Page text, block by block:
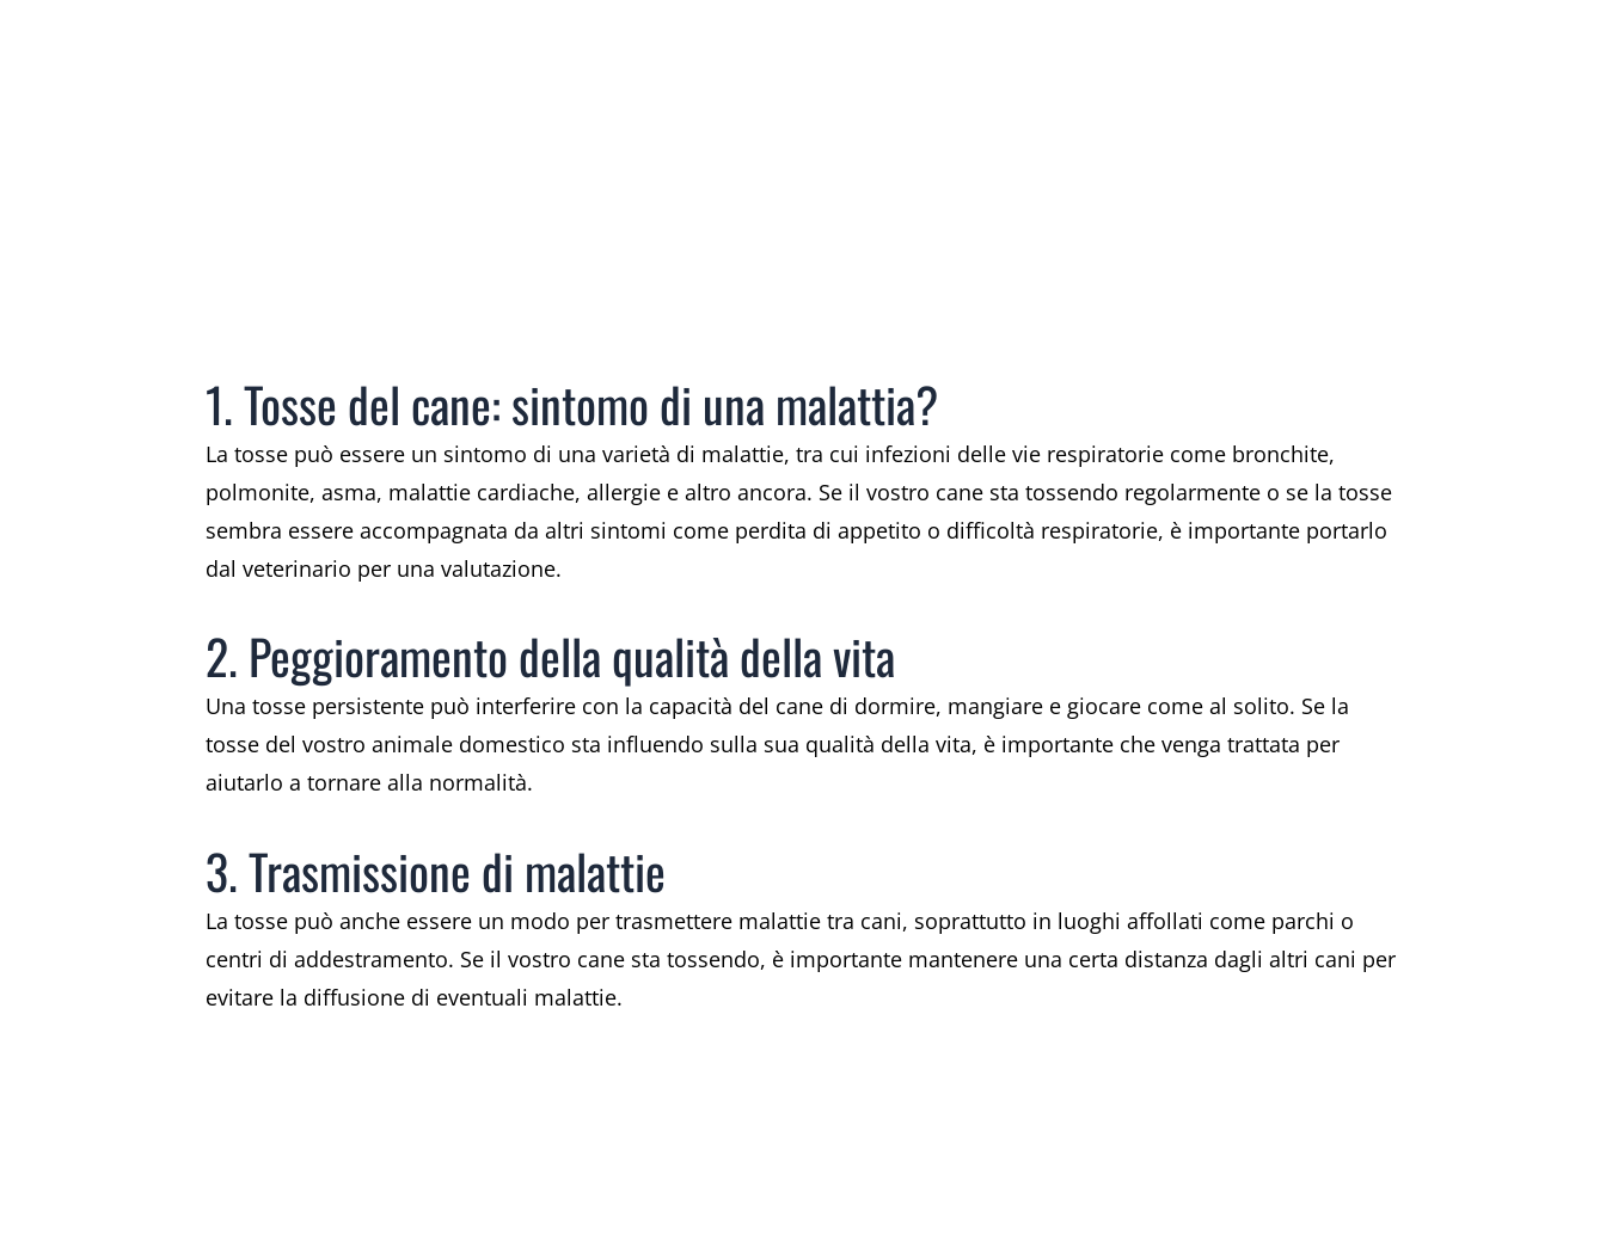
1. Tosse del cane: sintomo di una malattia?
La tosse può essere un sintomo di una varietà di malattie, tra cui infezioni delle vie respiratorie come bronchite,
polmonite, asma, malattie cardiache, allergie e altro ancora. Se il vostro cane sta tossendo regolarmente o se la tosse
sembra essere accompagnata da altri sintomi come perdita di appetito o difficoltà respiratorie, è importante portarlo
dal veterinario per una valutazione.
2. Peggioramento della qualità della vita
Una tosse persistente può interferire con la capacità del cane di dormire, mangiare e giocare come al solito. Se la
tosse del vostro animale domestico sta influendo sulla sua qualità della vita, è importante che venga trattata per
aiutarlo a tornare alla normalità.
3. Trasmissione di malattie
La tosse può anche essere un modo per trasmettere malattie tra cani, soprattutto in luoghi affollati come parchi o
centri di addestramento. Se il vostro cane sta tossendo, è importante mantenere una certa distanza dagli altri cani per
evitare la diffusione di eventuali malattie.